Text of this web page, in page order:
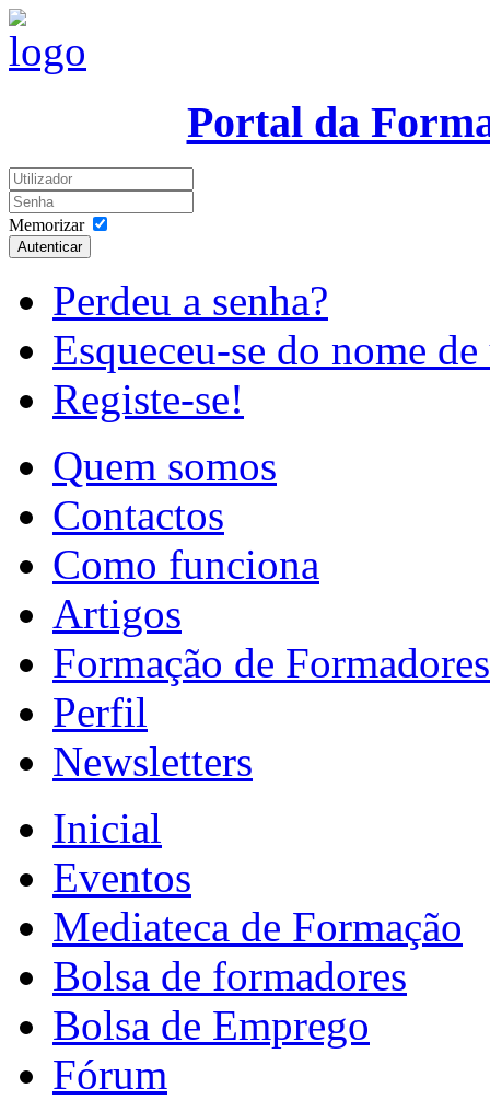
Portal da
Memorizar
Autenticar
Perdeu a senha?
Esqueceu-se do nome
Registe-se!
Quem somos
Contactos
Como funciona
Artigos
Formação de Formadores
Perfil
Newsletters
Inicial
Eventos
Mediateca de Formação
Bolsa de formadores
Bolsa de Emprego
Fórum